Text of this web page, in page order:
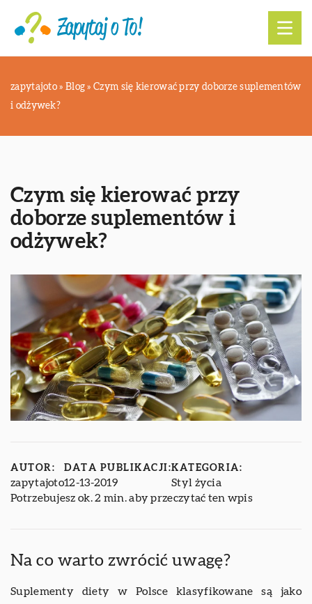
zapytajoto » Blog »Czym się kierować przy doborze suplementów
i odżywek?
Czym się kierować przy
doborze suplementów i
odżywek?
AUTOR:
zapytajoto
DATA PUBLIKACJI:
12-13-2019
KATEGORIA:
Styl życia
Potrzebujesz ok. 2 min. aby przeczytać ten wpis
Na co warto zwrócić uwagę?
Suplementy diety w Polsce klasyfikowane są jako